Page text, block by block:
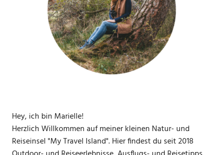
Hey, ich bin Marielle!
Herzlich Willkommen auf meiner kleinen Natur- und
Reiseinsel "My Travel Island". Hier findest du seit 2018